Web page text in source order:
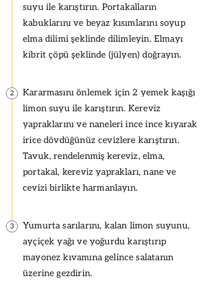
suyu ile karıştırın. Portakalların
kabuklarını ve beyaz kısımlarını soyup
elma dilimi şeklinde dilimleyin. Elmayı
kibrit çöpü şeklinde (jülyen) doğrayın.
2
Kararmasını önlemek için 2 yemek kaşığı
limon suyu ile karıştırın. Kereviz
yapraklarını ve naneleri ince ince kıyarak
irice dövdüğünüz cevizlere karıştırın.
Tavuk, rendelenmiş kereviz, elma,
portakal, kereviz yaprakları, nane ve
cevizi birlikte harmanlayın.
3
Yumurta sarılarını, kalan limon suyunu,
ayçiçek yağı ve yoğurdu karıştırıp
mayonez kıvamına gelince salatanın
üzerine gezdirin.